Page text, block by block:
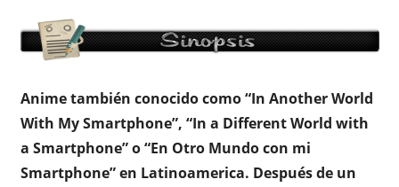
Anime también conocido como “In Another World
With My Smartphone”, “In a Different World with
a Smartphone” o “En Otro Mundo con mi
Smartphone” en Latinoamerica. Después de un